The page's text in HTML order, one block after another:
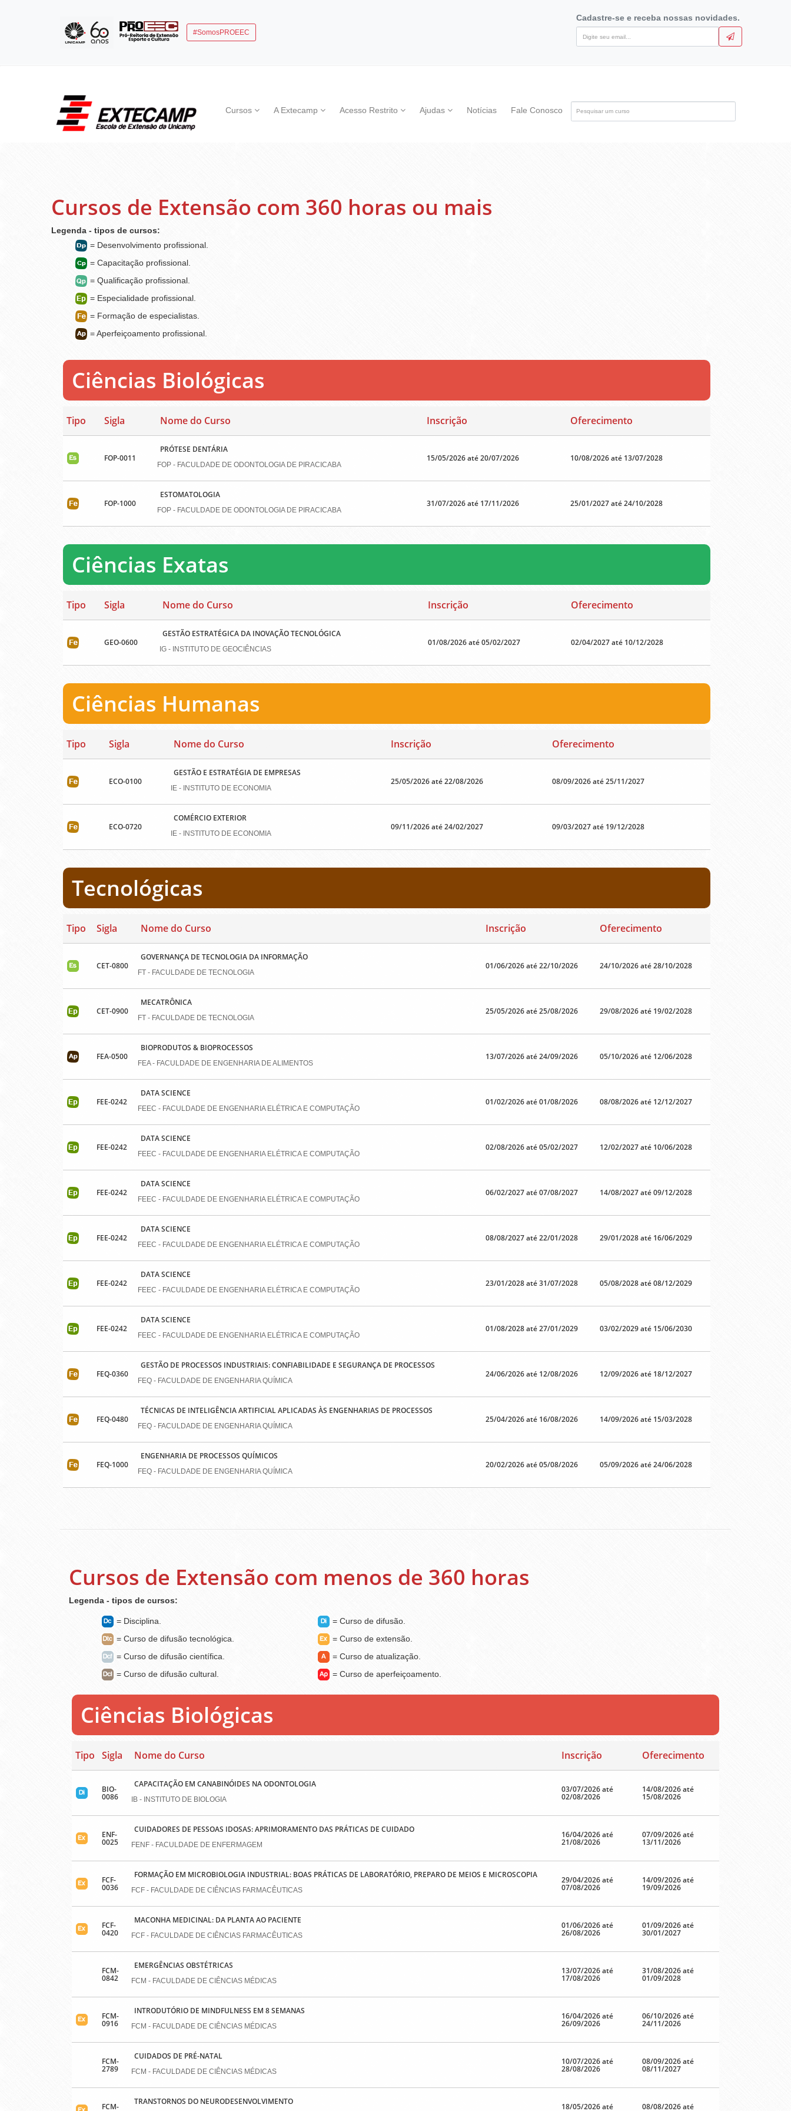
#SomosPROEEC
Cadastre-se e receba nossas novidades.
Cursos A Extecamp Acesso Restrito Ajudas Notícias Fale Conosco
pelo
Cursos de Extensão com 360 horas ou mais
Legenda - tipos de cursos:
= Desenvolvimento profissional.
= Capacitação profissional.
= Qualificação profissional.
= Especialidade profissional.
= Formação de especialistas.
= Aperfeiçoamento profissional.
Ciências Biológicas
Tipo Sigla Nome do Curso Inscrição Oferecimento
FOP-0011
PRÓTESE DENTÁRIA
FOP - FACULDADE DE ODONTOLOGIA DE PIRACICABA
15/05/2026 até 20/07/2026 10/08/2026 até 13/07/2028
FOP-1000
ESTOMATOLOGIA
FOP - FACULDADE DE ODONTOLOGIA DE PIRACICABA
31/07/2026 até 17/11/2026 25/01/2027 até 24/10/2028
Ciências Exatas
Tipo Sigla Nome do Curso Inscrição Oferecimento
GEO-0600
GESTÃO ESTRATÉGICA DA INOVAÇÃO TECNOLÓGICA
IG - INSTITUTO DE GEOCIÊNCIAS
01/08/2026 até 05/02/2027 02/04/2027 até 10/12/2028
Ciências Humanas
Tipo Sigla Nome do Curso Inscrição Oferecimento
ECO-0100
GESTÃO E ESTRATÉGIA DE EMPRESAS
IE - INSTITUTO DE ECONOMIA
25/05/2026 até 22/08/2026 08/09/2026 até 25/11/2027
ECO-0720
COMÉRCIO EXTERIOR
IE - INSTITUTO DE ECONOMIA
09/11/2026 até 24/02/2027 09/03/2027 até 19/12/2028
Tecnológicas
Tipo Sigla Nome do Curso Inscrição Oferecimento
CET-0800
GOVERNANÇA DE TECNOLOGIA DA INFORMAÇÃO
FT - FACULDADE DE TECNOLOGIA
01/06/2026 até 22/10/2026 24/10/2026 até 28/10/2028
CET-0900
MECATRÔNICA
FT - FACULDADE DE TECNOLOGIA
25/05/2026 até 25/08/2026 29/08/2026 até 19/02/2028
FEA-0500
BIOPRODUTOS & BIOPROCESSOS
FEA - FACULDADE DE ENGENHARIA DE ALIMENTOS
13/07/2026 até 24/09/2026 05/10/2026 até 12/06/2028
FEE-0242
DATA SCIENCE
FEEC - FACULDADE DE ENGENHARIA ELÉTRICA E COMPUTAÇÃO
01/02/2026 até 01/08/2026 08/08/2026 até 12/12/2027
FEE-0242
DATA SCIENCE
FEEC - FACULDADE DE ENGENHARIA ELÉTRICA E COMPUTAÇÃO
02/08/2026 até 05/02/2027 12/02/2027 até 10/06/2028
FEE-0242
DATA SCIENCE
FEEC - FACULDADE DE ENGENHARIA ELÉTRICA E COMPUTAÇÃO
06/02/2027 até 07/08/2027 14/08/2027 até 09/12/2028
FEE-0242
DATA SCIENCE
FEEC - FACULDADE DE ENGENHARIA ELÉTRICA E COMPUTAÇÃO
08/08/2027 até 22/01/2028 29/01/2028 até 16/06/2029
FEE-0242
DATA SCIENCE
FEEC - FACULDADE DE ENGENHARIA ELÉTRICA E COMPUTAÇÃO
23/01/2028 até 31/07/2028 05/08/2028 até 08/12/2029
FEE-0242
DATA SCIENCE
FEEC - FACULDADE DE ENGENHARIA ELÉTRICA E COMPUTAÇÃO
01/08/2028 até 27/01/2029 03/02/2029 até 15/06/2030
FEQ-0360
GESTÃO DE PROCESSOS INDUSTRIAIS: CONFIABILIDADE E SEGURANÇA DE PROCESSOS
FEQ - FACULDADE DE ENGENHARIA QUÍMICA
24/06/2026 até 12/08/2026 12/09/2026 até 18/12/2027
FEQ-0480
TÉCNICAS DE INTELIGÊNCIA ARTIFICIAL APLICADAS ÀS ENGENHARIAS DE PROCESSOS
FEQ - FACULDADE DE ENGENHARIA QUÍMICA
25/04/2026 até 16/08/2026 14/09/2026 até 15/03/2028
FEQ-1000
ENGENHARIA DE PROCESSOS QUÍMICOS
FEQ - FACULDADE DE ENGENHARIA QUÍMICA
20/02/2026 até 05/08/2026 05/09/2026 até 24/06/2028
Cursos de Extensão com menos de 360 horas
Legenda - tipos de cursos:
= Disciplina.
= Curso de difusão tecnológica.
= Curso de difusão científica.
= Curso de difusão cultural.
= Curso de difusão.
= Curso de extensão.
= Curso de atualização.
= Curso de aperfeiçoamento.
Ciências Biológicas
Tipo Sigla Nome do Curso Inscrição Oferecimento
BIO-
0086
CAPACITAÇÃO EM CANABINÓIDES NA ODONTOLOGIA
IB - INSTITUTO DE BIOLOGIA
03/07/2026 até
02/08/2026
14/08/2026 até
15/08/2026
ENF-
0025
CUIDADORES DE PESSOAS IDOSAS: APRIMORAMENTO DAS PRÁTICAS DE CUIDADO
FENF - FACULDADE DE ENFERMAGEM
16/04/2026 até
21/08/2026
07/09/2026 até
13/11/2026
FCF-
0036
FORMAÇÃO EM MICROBIOLOGIA INDUSTRIAL: BOAS PRÁTICAS DE LABORATÓRIO, PREPARO DE MEIOS E MICROSCOPIA
FCF - FACULDADE DE CIÊNCIAS FARMACÊUTICAS
29/04/2026 até
07/08/2026
14/09/2026 até
19/09/2026
FCF-
0420
MACONHA MEDICINAL: DA PLANTA AO PACIENTE
FCF - FACULDADE DE CIÊNCIAS FARMACÊUTICAS
01/06/2026 até
26/08/2026
01/09/2026 até
30/01/2027
FCM-
0842
EMERGÊNCIAS OBSTÉTRICAS
FCM - FACULDADE DE CIÊNCIAS MÉDICAS
13/07/2026 até
17/08/2026
31/08/2026 até
01/09/2028
FCM-
0916
INTRODUTÓRIO DE MINDFULNESS EM 8 SEMANAS
FCM - FACULDADE DE CIÊNCIAS MÉDICAS
16/04/2026 até
26/09/2026
06/10/2026 até
24/11/2026
FCM-
2789
CUIDADOS DE PRÉ-NATAL
FCM - FACULDADE DE CIÊNCIAS MÉDICAS
10/07/2026 até
28/08/2026
08/09/2026 até
08/11/2027
FCM-
TRANSTORNOS DO NEURODESENVOLVIMENTO
18/05/2026 até 08/08/2026 até